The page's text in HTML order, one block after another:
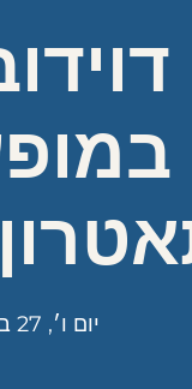
יום ו׳, 27 בפבר׳